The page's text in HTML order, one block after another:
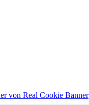
von Real Cookie Banner